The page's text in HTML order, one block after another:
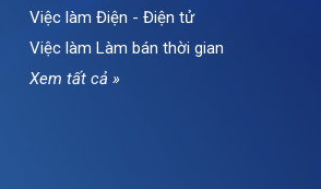
Việc làm Điện - Điện tử
Việc làm Làm bán thời gian
Xem tất cả »